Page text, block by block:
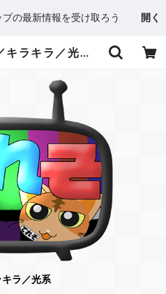
の最新情報を受け取ろう 開く
パーティクル／キラキラ／光系 | てれそ
ラ／光系